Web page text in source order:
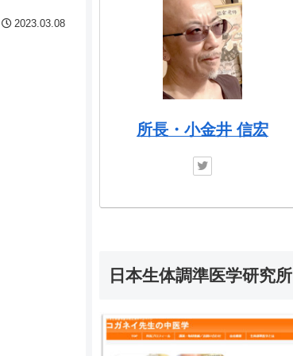
2023.03.08
所長・小金井 信宏
日本生体調準医学研究所